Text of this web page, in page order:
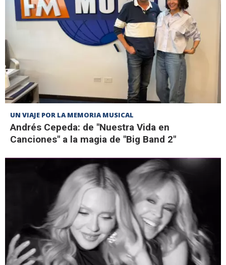
UN VIAJE POR LA MEMORIA MUSICAL
Andrés Cepeda: de "Nuestra Vida en
Canciones" a la magia de "Big Band 2"